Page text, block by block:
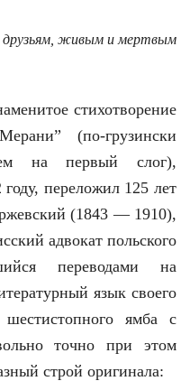
друзьям, живым и мертвым
стихотворение
(по-грузински
на первый слог),
переложил 125 лет
(1843 — 1910),
адвокат польского
переводами на
язык своего
ямба с
точно при этом
строй оригинала: